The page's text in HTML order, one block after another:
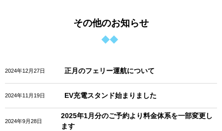
その他のお知らせ
2024年12月27日 正月のフェリー運航について
2024年11月19日 EV充電スタンド始まりました
2024年9月28日
2025年1月分のご予約より料金体系を一部変更し
ます